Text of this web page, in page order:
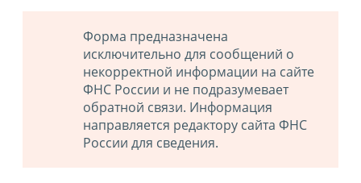
Форма предназначена
исключительно для сообщений о
некорректной информации на сайте
ФНС России и не подразумевает
обратной связи. Информация
направляется редактору сайта ФНС
России для сведения.